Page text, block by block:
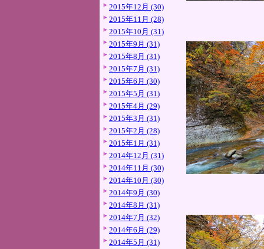
2015年12月 (30)
2015年11月 (28)
2015年10月 (31)
2015年9月 (31)
2015年8月 (31)
2015年7月 (31)
2015年6月 (30)
2015年5月 (31)
2015年4月 (29)
2015年3月 (31)
2015年2月 (28)
2015年1月 (31)
2014年12月 (31)
2014年11月 (30)
2014年10月 (30)
2014年9月 (30)
2014年8月 (31)
2014年7月 (32)
2014年6月 (29)
2014年5月 (31)